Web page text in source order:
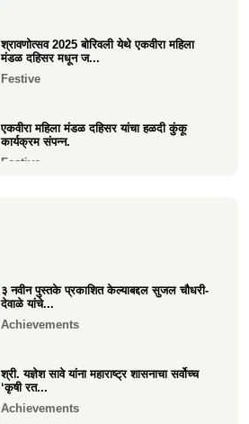
श्रावणोत्सव 2025 बोरिवली येथे एकवीरा महिला
मंडळ दहिसर मधून ज...
Festive
एकवीरा महिला मंडळ दहिसर यांचा हळदी कुंकू
कार्यक्रम संपन्न.
Festive
श्री. श्रीहास चुरी यांच्या आयईसीए फाउंडेशनच्या
पुरुष वृद्धाश...
Festive
३ नवीन पुस्तके प्रकाशित केल्याबद्दल सुजल चौधरी-
देवाळे यांचे...
Achievements
श्री. यज्ञेश सावे यांना महाराष्ट्र शासनाचा सर्वोच्च
‘कृषी रत...
Achievements